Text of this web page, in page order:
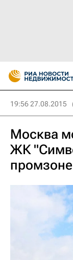
19:56 27.08.2015
Москва
ЖК